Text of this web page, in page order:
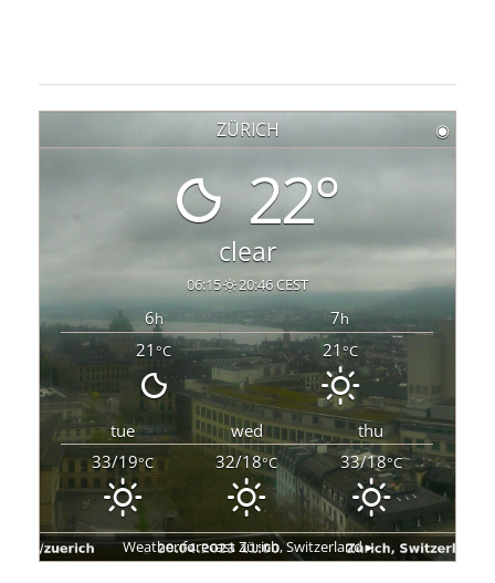
ZÜRICH ◉
22°
clear
06:15 20:46 CEST
6h 7h
21°C 21°C
tue wed
thu
33/19°C 32/18°C 33/18°C
Weather forecastZürich, Switzerland ▸